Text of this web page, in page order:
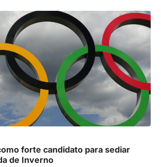
forte candidato para sediar
de Inverno